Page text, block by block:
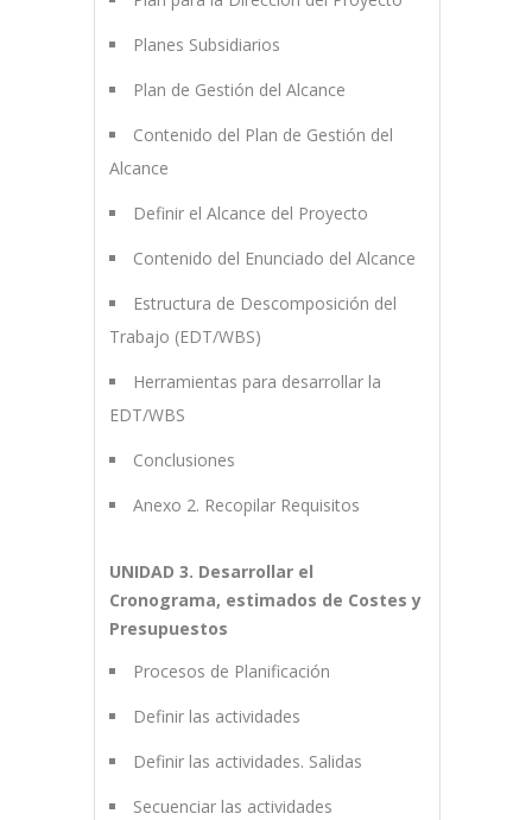
Planes Subsidiarios
Plan de Gestión del Alcance
Contenido del Plan de Gestión del
Alcance
Definir el Alcance del Proyecto
Contenido del Enunciado del Alcance
Estructura de Descomposición del
Trabajo (EDT/WBS)
Herramientas para desarrollar la
EDT/WBS
Conclusiones
Anexo 2. Recopilar Requisitos
UNIDAD 3. Desarrollar el
Cronograma, estimados de Costes y
Presupuestos
Procesos de Planificación
Definir las actividades
Definir las actividades. Salidas
Secuenciar las actividades